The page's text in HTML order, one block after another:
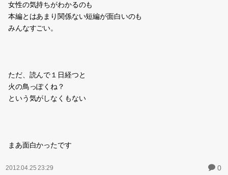
女性の気持ちがわかるのも
本編とはあまり関係ない短編が面白いのも
みんなすごい。
ただ、読んで１日経つと
火の鳥っぽくね？
という気がしなくもない
まあ面白かったです
2012.04.25 23:29 0